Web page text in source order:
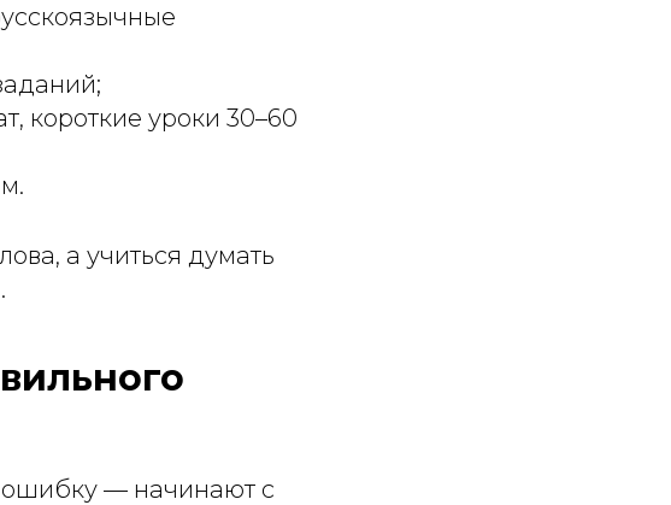
короткие уроки 30–60
а учиться думать
ошибку — начинают с